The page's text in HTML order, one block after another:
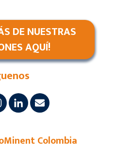
DE NUESTRAS
AQUÍ!
Colombia